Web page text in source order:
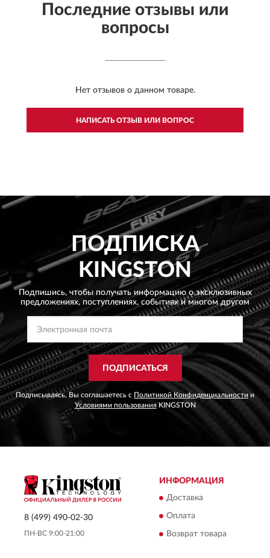
Последние отзывы или
вопросы
Нет отзывов о данном товаре.
НАПИСАТЬ ОТЗЫВ ИЛИ ВОПРОС
ПОДПИСКА
KINGSTON
Подпишись, чтобы получать информацию о эксклюзивных
предложениях, поступлениях, событиях и многом другом
ПОДПИСАТЬСЯ
Подписываясь, Вы соглашаетесь с Политикой Конфиденциальности и
Условиями пользованияKINGSTON
8 (499) 490-02-30
ПН-ВС 9:00-21:00
ИНФОРМАЦИЯ
Доставка
Оплата
Возврат товара